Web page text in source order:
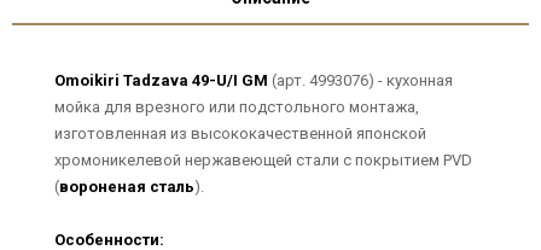
Omoikiri Tadzava 49-U/I GM (арт. 4993076) - кухонная
мойка для врезного или подстольного монтажа,
изготовленная из высококачественной японской
хромоникелевой нержавеющей стали с покрытием PVD
(вороненая сталь).
Особенности: